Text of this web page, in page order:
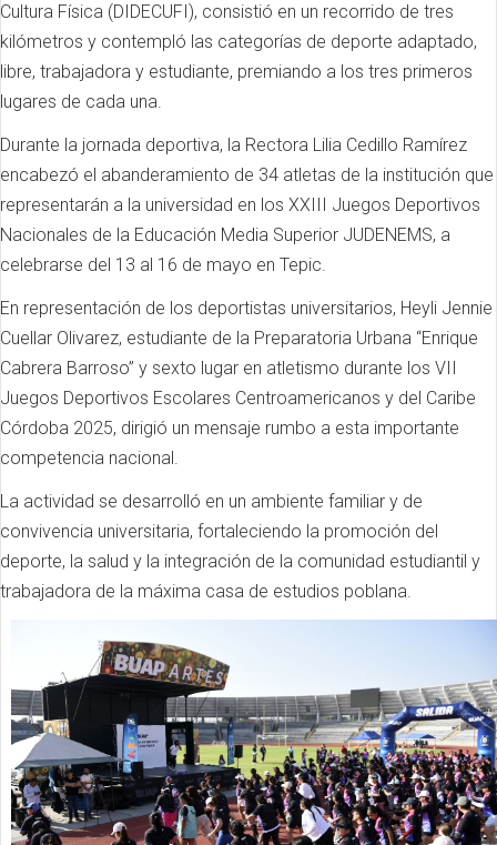
Cultura Física (DIDECUFI), consistió en un recorrido de tres
kilómetros y contempló las categorías de deporte adaptado,
libre, trabajadora y estudiante, premiando a los tres primeros
lugares de cada una.
Durante la jornada deportiva, la Rectora Lilia Cedillo Ramírez
encabezó el abanderamiento de 34 atletas de la institución que
representarán a la universidad en los XXIII Juegos Deportivos
Nacionales de la Educación Media Superior JUDENEMS, a
celebrarse del 13 al 16 de mayo en Tepic.
En representación de los deportistas universitarios, Heyli Jennie
Cuellar Olivarez, estudiante de la Preparatoria Urbana “Enrique
Cabrera Barroso” y sexto lugar en atletismo durante los VII
Juegos Deportivos Escolares Centroamericanos y del Caribe
Córdoba 2025, dirigió un mensaje rumbo a esta importante
competencia nacional.
La actividad se desarrolló en un ambiente familiar y de
convivencia universitaria, fortaleciendo la promoción del
deporte, la salud y la integración de la comunidad estudiantil y
trabajadora de la máxima casa de estudios poblana.